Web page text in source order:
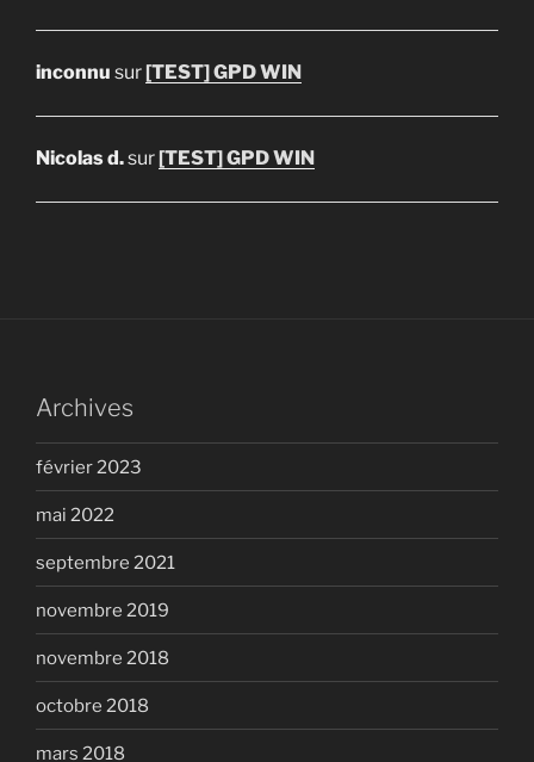
inconnu sur [TEST] GPD WIN
Nicolas d.sur [TEST] GPD WIN
Archives
février 2023
mai 2022
septembre 2021
novembre 2019
novembre 2018
octobre 2018
mars 2018